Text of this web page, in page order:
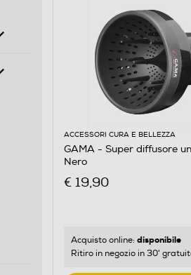
ACCESSORI CURA E BELLEZZA
GAMA - Super diffusore
Nero
€ 19,90
Acquisto online: disponibile
Ritiro in negozio in 30'